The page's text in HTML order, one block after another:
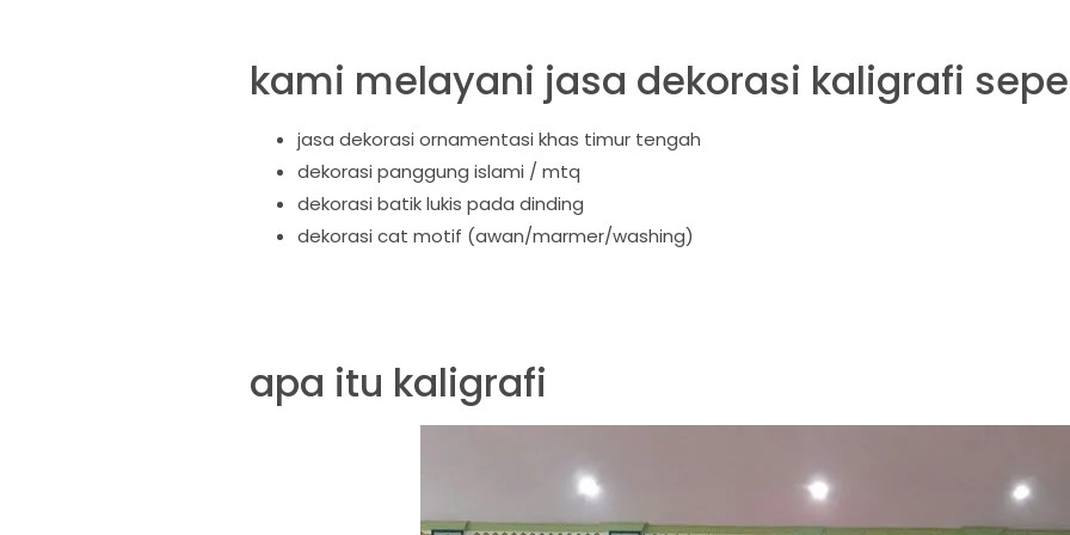
kami melayani jasa dekorasi kaligrafi
jasa dekorasi ornamentasi khas timur tengah
dekorasi panggung islami / mtq
dekorasi batik lukis pada dinding
dekorasi cat motif (awan/marmer/washing)
apa itu kaligrafi